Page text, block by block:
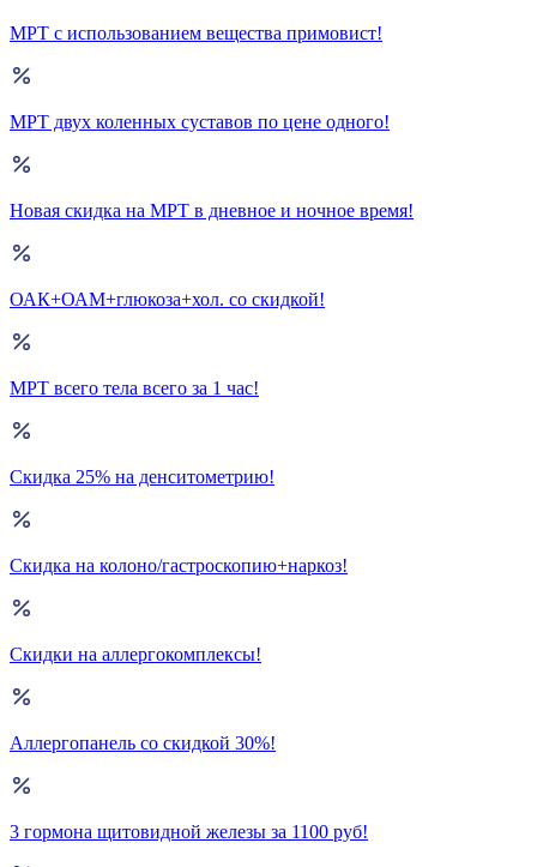
МРТ с использованием вещества примовист!
МРТ двух коленных суставов по цене одного!
Новая скидка на МРТ в дневное и ночное время!
ОАК+ОАМ+глюкоза+хол. со скидкой!
МРТ всего тела всего за 1 час!
Скидка 25% на денситометрию!
Скидка на колоно/гастроскопию+наркоз!
Скидки на аллергокомплексы!
Аллергопанель со скидкой 30%!
3 гормона щитовидной железы за 1100 руб!